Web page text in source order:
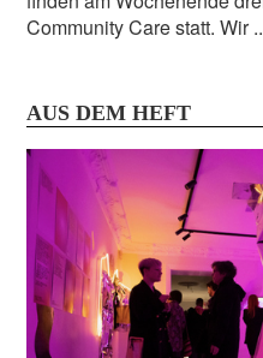
Community Care statt. Wir
AUS DEM HEFT